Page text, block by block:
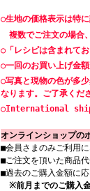
○生地の価格表示は特に
複数でご注文の場合
○「レシピは含まれて
○一回のお買い上げ金
○写真と現物の色が多
なります。ご了承くだ
○International
オンラインショップの
■会員さまのみご利用
■ご注文を頂いた商品
■過去のご購入金額に
※前月までのご購入